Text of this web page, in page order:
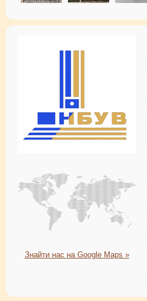
Знайти нас на Google Maps »